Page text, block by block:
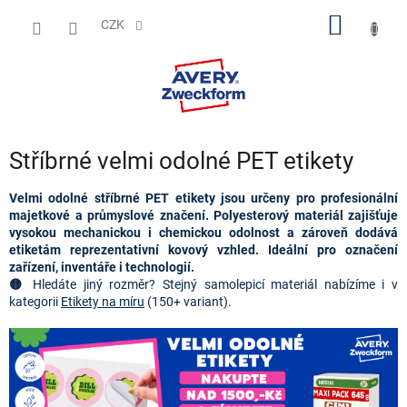
CZK
Stříbrné velmi odolné PET etikety
Velmi odolné stříbrné PET etikety jsou určeny pro profesionální
majetkové a průmyslové značení. Polyesterový materiál zajišťuje
vysokou mechanickou i chemickou odolnost a zároveň dodává
etiketám reprezentativní kovový vzhled. Ideální pro označení
zařízení, inventáře i technologií.
🟡 Hledáte jiný rozměr? Stejný samolepicí materiál nabízíme i v
kategorii Etikety na míru (150+ variant).